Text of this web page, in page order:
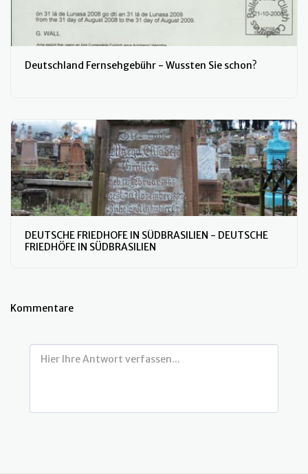
Deutschland Fernsehgebühr - Wussten Sie schon?
DEUTSCHE FRIEDHOFE IN SÜDBRASILIEN - DEUTSCHE
FRIEDHÖFE IN SÜDBRASILIEN
Kommentare